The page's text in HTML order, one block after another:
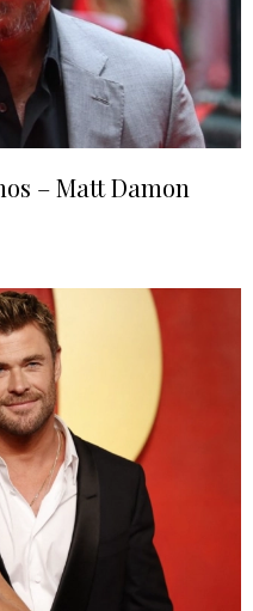
– Matt Damon